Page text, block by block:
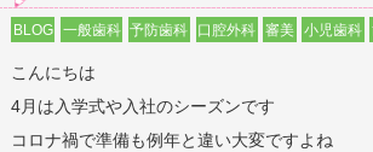
BLOG 一般歯科 予防歯科 口腔外科 審美 小児歯科
こんにちは
4月は入学式や入社のシーズンです
コロナ禍で準備も例年と違い大変ですよね